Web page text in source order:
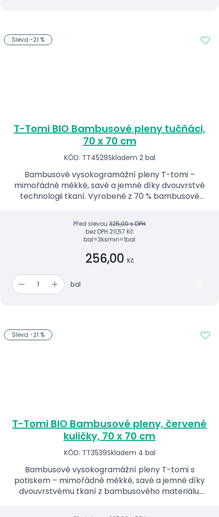
T-Tomi BIO Bambusové pleny tučňáci,
70 x 70 cm
KÓD: TT4529Skladem 2 bal
Bambusové vysokogramážní pleny T-tomi –
mimořádně měkké, savé a jemné díky dvouvrstvé
technologii tkaní. Vyrobené z 70 % bambusové
Před slevou 325,00 s DPH
bez DPH 211,57 Kč
bal=3ksmin=1bal
256,00 Kč
bal
Sleva -21 %
T-Tomi BIO Bambusové pleny, červené
kuličky, 70 x 70 cm
KÓD: TT3539Skladem 4 bal
Bambusové vysokogramážní pleny T-tomi s
potiskem – mimořádně měkké, savé a jemné díky
dvouvrstvému tkaní z bambusového materiálu.
Sleva -21 %